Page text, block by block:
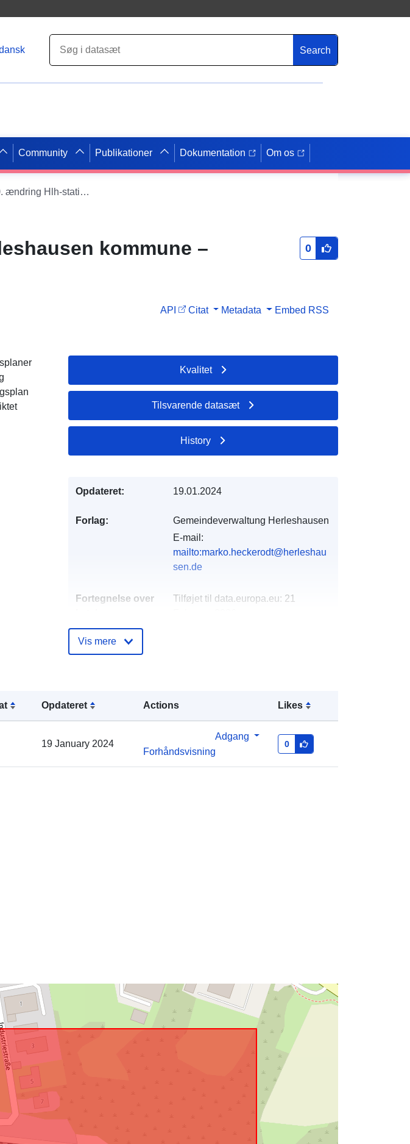
Search
Community Publikationer Dokumentation Om os
Arealanvendelsesplaner Herleshausen kommune – 10. ændring Hlh-stationen.
kommune –
0
API Citat Metadata Embed RSS
Opdateret Actions Likes
19 January 2024
Adgang
Forhåndsvisning
0
Kvalitet
Tilsvarende datasæt
History
Opdateret: 19.01.2024
Forlag:
Gemeindeverwaltung Herleshausen
E-mail:
mailto:marko.heckerodt@herleshau
sen.de
Fortegnelse over
Tilføjet til data.europa.eu: 21
51.002 ], [ 10.1701, 51.002 ], [
10.1701, 51.0037 ] ]
Polygon
uriRef:
http://data.europa.eu/88u/dataset/72
Vis mere